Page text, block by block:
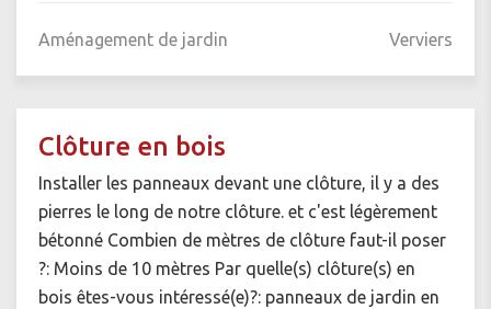
Aménagement de jardin Verviers
Clôture en bois
Installer les panneaux devant une clôture, il y a des
pierres le long de notre clôture. et c'est légèrement
bétonné Combien de mètres de clôture faut-il poser
?: Moins de 10 mètres Par quelle(s) clôture(s) en
bois êtes-vous intéressé(e)?: panneaux de jardin en